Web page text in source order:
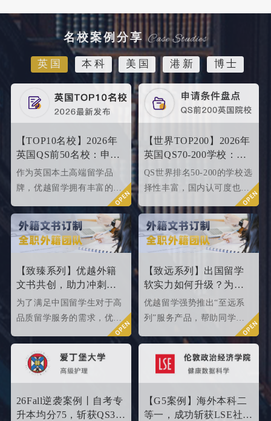
名校案例分享
英国 本科 美国 港新 博士
【TOP10名校】2026年
英国QS前50名校：申请
条件终极大盘点！
作为英国本土高端留学品
牌，优越留学拥有丰富的名
校申请成功案例，借此篇文
章为大家盘点英国top 10名
校2024年申请条件，给正在
准备25fall硕士申请的同学
们提供有力参考。
【世界TOP200】2026年
英国QS70-200学校：申
请条件大盘点
QS世界排名50-200的学校选
择性丰富，国内认可度也很
高，所以今天优越就来给大
家盘点一下25fallQS前50-
000内英国院校的申请条件
如何。
【致臻系列】优越外籍
文书共创，助力冲刺世
界名校硕士offer！
为了满足中国留学生对于高
品质留学服务的需求，优越
留学推出了更适合世界名校
服务产品。该留学服务产品
以外籍文书高端定制为核
心，覆盖英、美、港、澳、
新等留学多地域，包含本科/
【致远系列】出国留学
软实力如何升级？为
2026/2027fall冲刺度身定
制！
优越留学强势推出“至远系
列”服务产品，帮助同学们
26Fall逆袭案例丨自考专
升本均分75，斩获QS35
【G5案例】海外本科二
等一，成功斩获LSE社会